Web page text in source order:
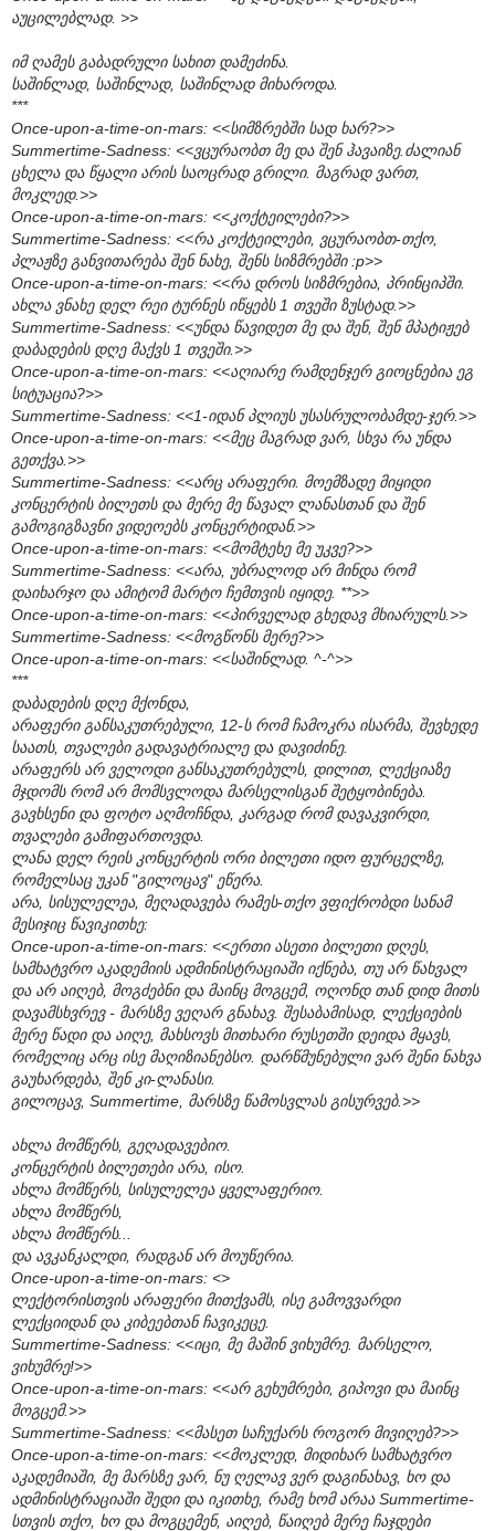
აუცილებლად. >>
იმ ღამეს გაბადრული სახით დამეძინა.
საშინლად, საშინლად, საშინლად მიხაროდა.
***
Once-upon-a-time-on-mars: <<სიმზრებში სად ხარ?>>
Summertime-Sadness: <<ვცურაობთ მე და შენ ჰავაიზე.ძალიან
ცხელა და წყალი არის საოცრად გრილი. მაგრად ვართ,
მოკლედ.>>
Once-upon-a-time-on-mars: <<კოქტეილები?>>
Summertime-Sadness: <<რა კოქტეილები, ვცურაობთ-თქო,
პლაჟზე განვითარება შენ ნახე, შენს სიზმრებში :p>>
Once-upon-a-time-on-mars: <<რა დროს სიზმრებია, პრინციპში.
ახლა ვნახე დელ რეი ტურნეს იწყებს 1 თვეში ზუსტად.>>
Summertime-Sadness: <<უნდა წავიდეთ მე და შენ, შენ მპატიჟებ
დაბადების დღე მაქვს 1 თვეში.>>
Once-upon-a-time-on-mars: <<აღიარე რამდენჯერ გიოცნებია ეგ
სიტუაცია?>>
Summertime-Sadness: <<1-იდან პლიუს უსასრულობამდე-ჯერ.>>
Once-upon-a-time-on-mars: <<მეც მაგრად ვარ, სხვა რა უნდა
გეთქვა.>>
Summertime-Sadness: <<არც არაფერი. მოემზადე მიყიდი
კონცერტის ბილეთს და მერე მე წავალ ლანასთან და შენ
გამოგიგზავნი ვიდეოებს კონცერტიდან.>>
Once-upon-a-time-on-mars: <<მომტეხე მე უკვე?>>
Summertime-Sadness: <<არა, უბრალოდ არ მინდა რომ
დაიხარჯო და ამიტომ მარტო ჩემთვის იყიდე. **>>
Once-upon-a-time-on-mars: <<პირველად გხედავ მხიარულს.>>
Summertime-Sadness: <<მოგწონს მერე?>>
Once-upon-a-time-on-mars: <<საშინლად. ^-^>>
***
დაბადების დღე მქონდა,
არაფერი განსაკუთრებული, 12-ს რომ ჩამოკრა ისარმა, შევხედე
საათს, თვალები გადავატრიალე და დავიძინე.
არაფერს არ ველოდი განსაკუთრებულს, დილით, ლექციაზე
მჯდომს რომ არ მომსვლოდა მარსელისგან შეტყობინება.
გავხსენი და ფოტო აღმოჩნდა, კარგად რომ დავაკვირდი,
თვალები გამიფართოვდა.
ლანა დელ რეის კონცერტის ორი ბილეთი იდო ფურცელზე,
რომელსაც უკან "გილოცავ" ეწერა.
არა, სისულელეა, მეღადავება რამეს-თქო ვფიქრობდი სანამ
მესიჯიც წავიკითხე:
Once-upon-a-time-on-mars: <<ერთი ასეთი ბილეთი დღეს,
სამხატვრო აკადემიის ადმინისტრაციაში იქნება, თუ არ წახვალ
და არ აიღებ, მოგძებნი და მაინც მოგცემ, ოღონდ თან დიდ მითს
დავამსხვრევ - მარსზე ვეღარ გნახავ. შესაბამისად, ლექციების
მერე წადი და აიღე, მახსოვს მითხარი რუსეთში დეიდა მყავს,
რომელიც არც ისე მაღიზიანებსო. დარწმუნებული ვარ შენი ნახვა
გაუხარდება, შენ კი-ლანასი.
გილოცავ, Summertime, მარსზე წამოსვლას გისურვებ.>>
ახლა მომწერს, გეღადავებიო.
კონცერტის ბილეთები არა, ისო.
ახლა მომწერს, სისულელეა ყველაფერიო.
ახლა მომწერს,
ახლა მომწერს...
და ავკანკალდი, რადგან არ მოუწერია.
Once-upon-a-time-on-mars: <>
ლექტორისთვის არაფერი მითქვამს, ისე გამოვვარდი
ლექციიდან და კიბეებთან ჩავიკეცე.
Summertime-Sadness: <<იცი, მე მაშინ ვიხუმრე. მარსელო,
ვიხუმრე!>>
Once-upon-a-time-on-mars: <<არ გეხუმრები, გიპოვი და მაინც
მოგცემ.>>
Summertime-Sadness: <<მასეთ საჩუქარს როგორ მივიღებ?>>
Once-upon-a-time-on-mars: <<მოკლედ, მიდიხარ სამხატვრო
აკადემიაში, მე მარსზე ვარ, ნუ ღელავ ვერ დაგინახავ, ხო და
ადმინისტრაციაში შედი და იკითხე, რამე ხომ არაა Summertime-
სთვის თქო, ხო და მოგცემენ, აიღებ, წაიღებ მერე ჩაჯდები